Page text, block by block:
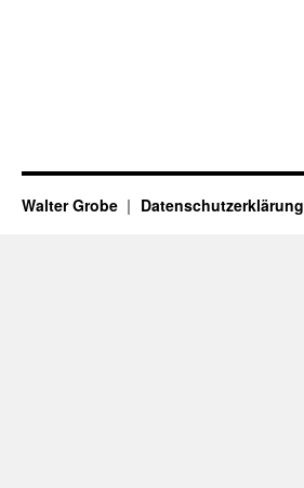
Walter Grobe Datenschutzerklärung